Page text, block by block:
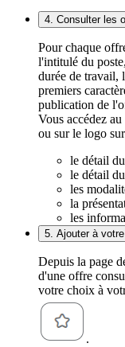
4. Consulter les
Pour chaque
l'intitulé du
durée de travail,
premiers
publication de
Vous accédez
ou sur le logo
le détail
le détail
les
la
les
5. Ajouter à
Depuis la page
d'une offre
votre choix à
.